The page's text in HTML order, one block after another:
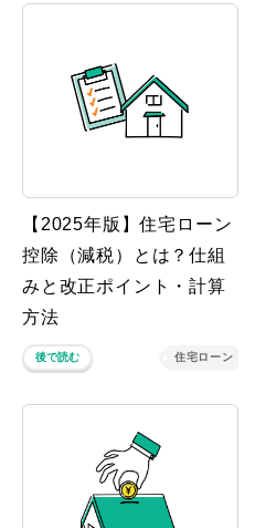
【2025年版】住宅ローン
控除（減税）とは？仕組
みと改正ポイント・計算
方法
後で読む 住宅ローン